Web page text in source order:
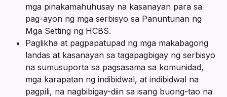
mga pinakamahuhusay na kasanayan para sa
pag-ayon ng mga serbisyo sa Panuntunan ng
Mga Setting ng HCBS.
Paglikha at pagpapatupad ng mga makabagong
landas at kasanayan sa tagapagbigay ng serbisyo
na sumusuporta sa pagsasama sa komunidad,
mga karapatan ng indibidwal, at indibidwal na
pagpili, na nagbibigay-diin sa isang buong-tao na